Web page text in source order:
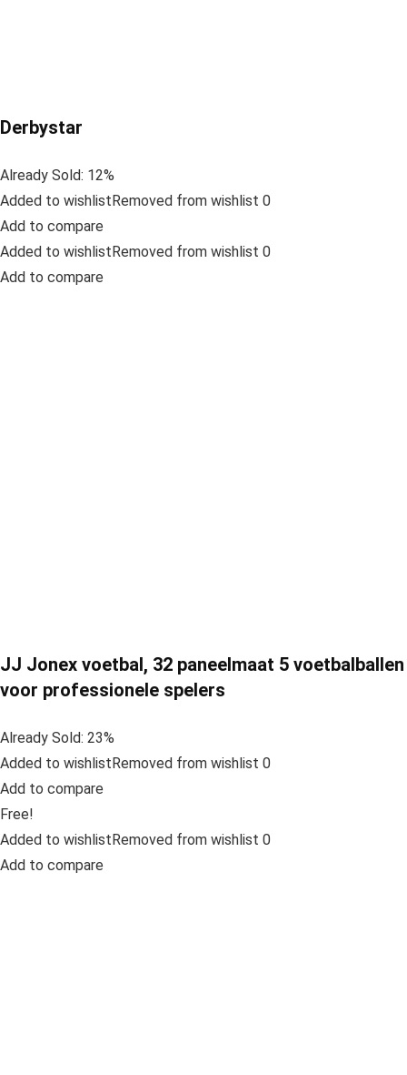
Derbystar
Already Sold: 12%
Added to wishlistRemoved from wishlist 0
Add to compare
Added to wishlistRemoved from wishlist 0
Add to compare
JJ Jonex voetbal, 32 paneelmaat 5 voetbalballen
voor professionele spelers
Already Sold: 23%
Added to wishlistRemoved from wishlist 0
Add to compare
Free!
Added to wishlistRemoved from wishlist 0
Add to compare